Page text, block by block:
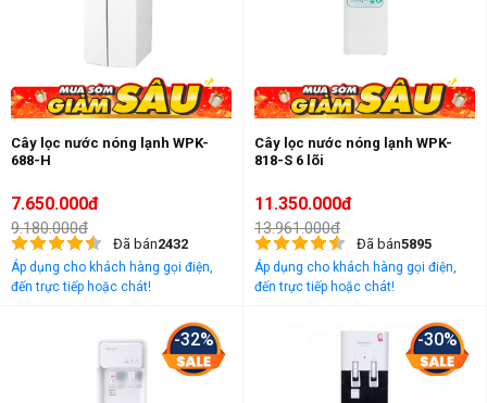
Cây lọc nước nóng lạnh WPK-
688-H
7.650.000đ
9.180.000đ
Đã bán2432
Áp dụng cho khách hàng gọi điện,
đến trực tiếp hoặc chát!
Cây lọc nước nóng lạnh WPK-
818-S 6 lõi
11.350.000đ
13.961.000đ
Đã bán5895
Áp dụng cho khách hàng gọi điện,
đến trực tiếp hoặc chát!
-32% -30%